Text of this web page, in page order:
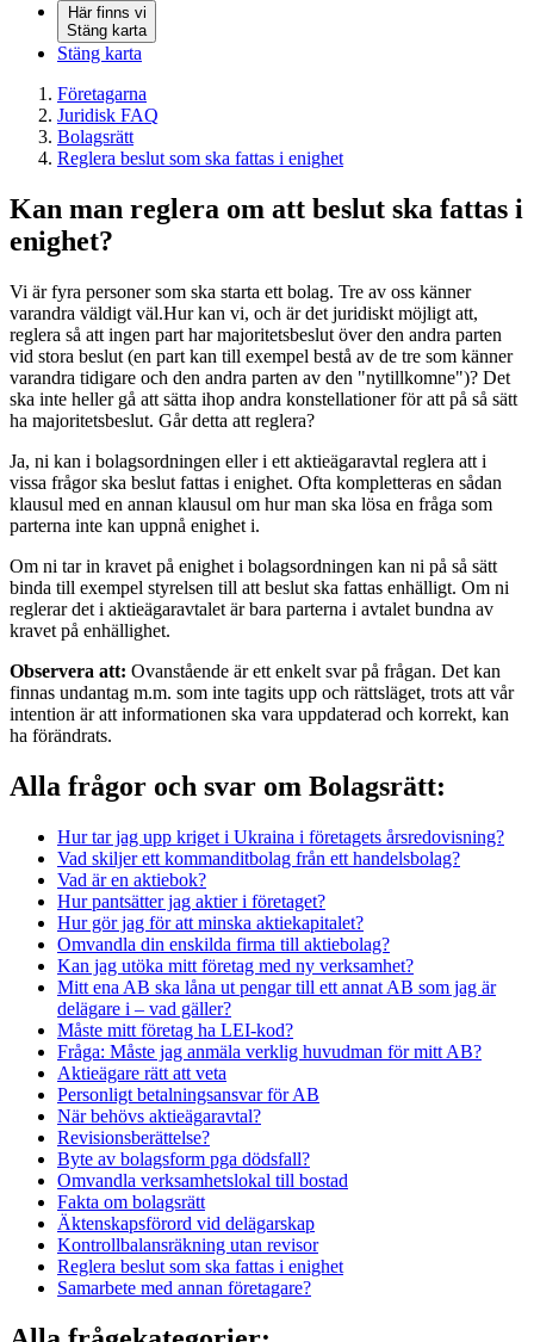
Här finns vi
Stäng karta
Stäng karta
Företagarna
Juridisk FAQ
Bolagsrätt
Reglera beslut som ska fattas i enighet
Kan man reglera om att beslut ska fattas i
enighet?
Vi är fyra personer som ska starta ett bolag. Tre av oss känner
varandra väldigt väl.Hur kan vi, och är det juridiskt möjligt att,
reglera så att ingen part har majoritetsbeslut över den andra parten
vid stora beslut (en part kan till exempel bestå av de tre som känner
varandra tidigare och den andra parten av den "nytillkomne")? Det
ska inte heller gå att sätta ihop andra konstellationer för att på så sätt
ha majoritetsbeslut. Går detta att reglera?
Ja, ni kan i bolagsordningen eller i ett aktieägaravtal reglera att i
vissa frågor ska beslut fattas i enighet. Ofta kompletteras en sådan
klausul med en annan klausul om hur man ska lösa en fråga som
parterna inte kan uppnå enighet i.
Om ni tar in kravet på enighet i bolagsordningen kan ni på så sätt
binda till exempel styrelsen till att beslut ska fattas enhälligt. Om ni
reglerar det i aktieägaravtalet är bara parterna i avtalet bundna av
kravet på enhällighet.
Observera att: Ovanstående är ett enkelt svar på frågan. Det kan
finnas undantag m.m. som inte tagits upp och rättsläget, trots att vår
intention är att informationen ska vara uppdaterad och korrekt, kan
ha förändrats.
Alla frågor och svar om Bolagsrätt:
Hur tar jag upp kriget i Ukraina i företagets årsredovisning?
Vad skiljer ett kommanditbolag från ett handelsbolag?
Vad är en aktiebok?
Hur pantsätter jag aktier i företaget?
Hur gör jag för att minska aktiekapitalet?
Omvandla din enskilda firma till aktiebolag?
Kan jag utöka mitt företag med ny verksamhet?
Mitt ena AB ska låna ut pengar till ett annat AB som jag är
delägare i – vad gäller?
Måste mitt företag ha LEI-kod?
Fråga: Måste jag anmäla verklig huvudman för mitt AB?
Aktieägare rätt att veta
Personligt betalningsansvar för AB
När behövs aktieägaravtal?
Revisionsberättelse?
Byte av bolagsform pga dödsfall?
Omvandla verksamhetslokal till bostad
Fakta om bolagsrätt
Äktenskapsförord vid delägarskap
Kontrollbalansräkning utan revisor
Reglera beslut som ska fattas i enighet
Samarbete med annan företagare?